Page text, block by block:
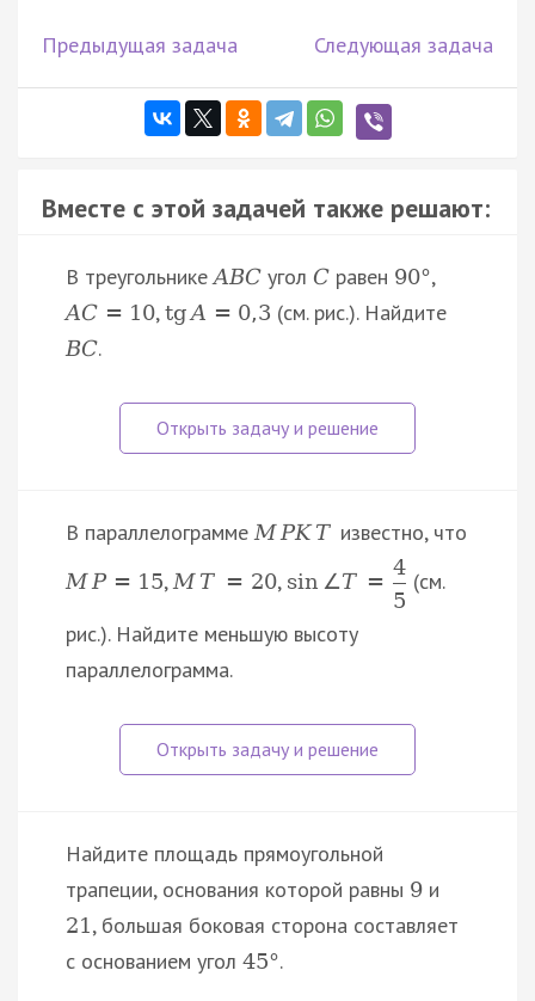
Предыдущая задача Следующая задача
Вместе с этой задачей также решают:
В треугольникеABC угол C равен 90°,
AC = 10,tg A = 0,3 (см. рис.). Найдите
BC.
В параллелограммеM PK T известно, что
M P = 15,M T = 20, sin ∠T =
4
5
(см.
рис.). Найдите меньшую высоту
параллелограмма.
Найдите площадь прямоугольной
трапеции, основания которой равны 9 и
21 , большая боковая сторона составляет
с основанием угол 45°.